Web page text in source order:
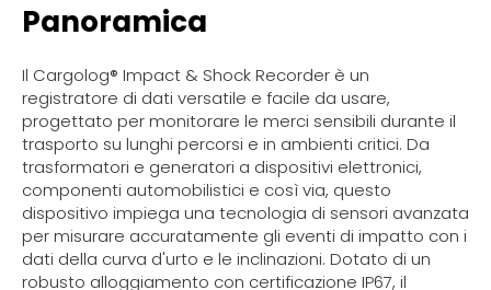
Panoramica
Il Cargolog® Impact & Shock Recorder è un
registratore di dati versatile e facile da usare,
progettato per monitorare le merci sensibili durante il
trasporto su lunghi percorsi e in ambienti critici. Da
trasformatori e generatori a dispositivi elettronici,
componenti automobilistici e così via, questo
dispositivo impiega una tecnologia di sensori avanzata
per misurare accuratamente gli eventi di impatto con i
dati della curva d'urto e le inclinazioni. Dotato di un
robusto alloggiamento con certificazione IP67, il